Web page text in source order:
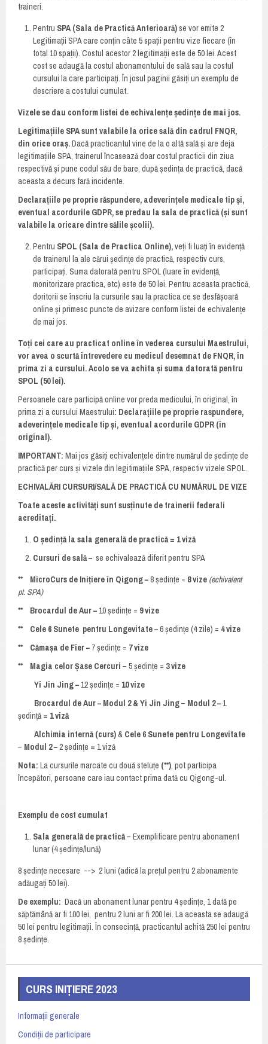
traineri.
Pentru SPA (Sala de Practică Anterioară) se vor emite 2
Legitimații SPA care conțin câte 5 spații pentru vize fiecare (în
total 10 spații). Costul acestor 2 legitimații este de 50 lei. Acest
cost se adaugă la costul abonamentului de sală sau la costul
cursului la care participați. În josul paginii găsiți un exemplu de
descriere a costului cumulat.
Vizele se dau conform listei de echivalențeședințe de mai jos.
Legitimațiile SPA sunt valabile la orice sală din cadrul FNQR,
din orice oraș.Dacă practicantul vine de la o altă sală și are deja
legitimațiile SPA, trainerul încasează doar costul practicii din ziua
respectivă și pune codul său de bare, după ședința de practică, dacă
aceasta a decurs fară incidente.
Declarațiile pe proprie răspundere, adeverințele medicale tip și,
eventual acordurile GDPR, se predau la sala de practică (și sunt
valabile la oricare dintre sălile școlii).
Pentru SPOL (Sala de Practica Online),veți fi luați în evidență
de trainerul la ale cărui ședințe de practică, respectiv curs,
participați. Suma datorată pentru SPOL (luare în evidență,
monitorizare practica, etc) este de 50 lei. Pentru aceasta practică,
doritorii se înscriu la cursurile sau la practica ce se desfășoară
online și primesc puncte de avizare conform listei de echivalențe
de mai jos.
Toți cei care au practicat online în vederea cursului Maestrului,
vor avea o scurtă întrevedere cu medicul desemnat de FNQR, în
prima zi a cursului. Acolo se va achita și suma datorată pentru
SPOL (50 lei).
Persoanele care participă online vor preda medicului, în original, în
prima zi a cursului Maestrului: Declarațiile pe proprie raspundere,
adeverințele medicale tip și, eventual acordurile GDPR (în
original).
IMPORTANT: Mai jos găsiți echivalențele dintre numărul de ședințe de
practică per curs și vizele din legitimațiile SPA, respectiv vizele SPOL.
ECHIVALĂRI CURSURI/SALĂ DE PRACTICĂ CU NUMĂRUL DE VIZE
Toate aceste activități sunt susținute de trainerii federali
acreditați.
O ședință la sala generală de practică = 1 viză
Cursuri de sală – se echivalează diferit pentru SPA
** MicroCurs de Inițiere în Qigong –8 ședințe = 8 vize (echivalent
pt. SPA)
** Brocardul de Aur – 10 ședințe = 9 vize
** Cele 6 Sunete pentru Longevitate –6 ședințe (4 zile) = 4 vize
** Cămașa de Fier – 7 ședințe = 7 vize
** Magia celor Șase Cercuri – 5 ședințe = 3 vize
Yi Jin Jing – 12 ședințe = 10 vize
Brocardul de Aur – Modul 2 & Yi Jin Jing– Modul 2 – 1
ședință= 1 viză
Alchimia internă (curs)& Cele 6 Sunete pentru Longevitate
– Modul 2 –2 ședințe = 1 viză
Nota: La cursurile marcate cu două steluțe (**), pot participa
începători, persoane care iau contact prima dată cu Qigong-ul.
Exemplu de cost cumulat
Sala generală de practică– Exemplificare pentru abonament
lunar (4 ședințe/lună)
8 ședințe necesare --> 2 luni (adică la prețul pentru 2 abonamente
adăugați 50 lei).
De exemplu: Dacă un abonament lunar pentru 4 ședințe, 1 dată pe
săptămână ar fi 100 lei, pentru 2 luni ar fi 200 lei. La aceasta se adaugă
50 lei pentru legitimații. În consecință, practicantul achită 250 lei pentru
8 ședințe.
CURS INIȚIERE 2023
Informații generale
Condiții de participare